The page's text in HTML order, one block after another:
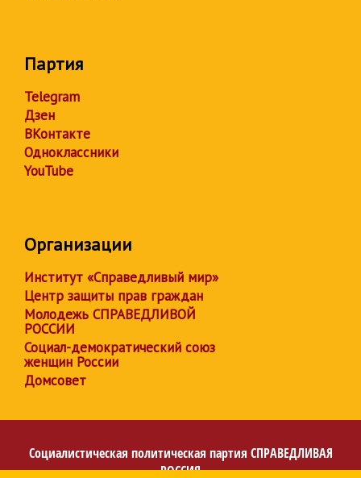
Партия
Telegram
Дзен
ВКонтакте
Одноклассники
YouTube
Организации
Институт «Справедливый мир»
Центр защиты прав граждан
Молодежь СПРАВЕДЛИВОЙ
РОССИИ
Социал-демократический союз
женщин России
Домсовет
Социалистическая политическая партия СПРАВЕДЛИВАЯ
РОССИЯ